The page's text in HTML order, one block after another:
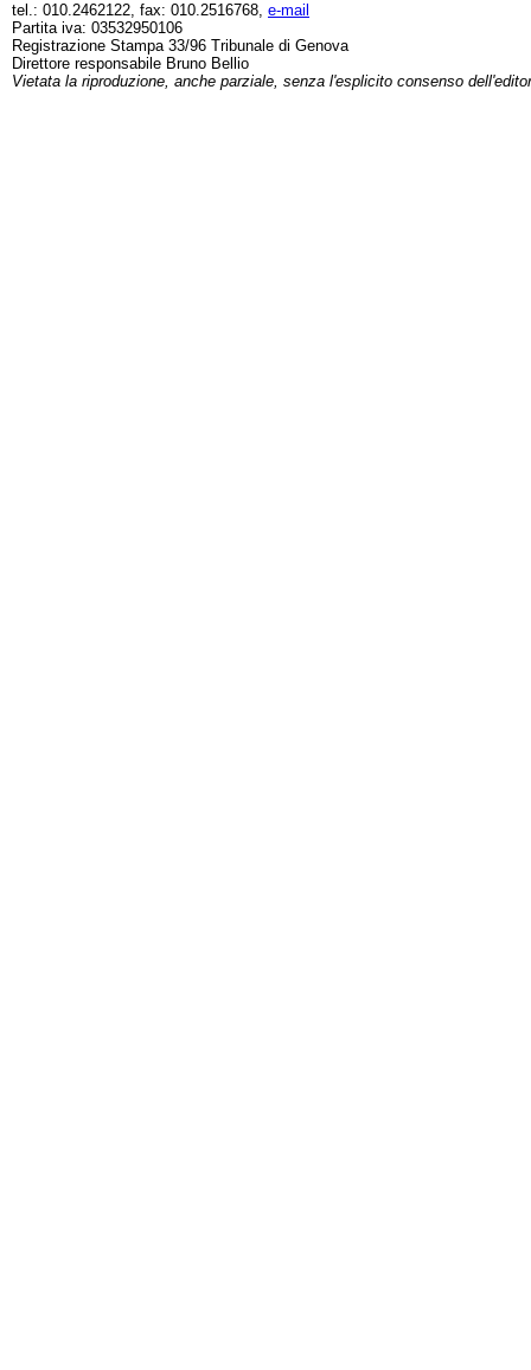
tel.: 010.2462122, fax: 010.2516768, e-mail
Partita iva: 03532950106
Registrazione Stampa 33/96 Tribunale di Genova
Direttore responsabile Bruno Bellio
Vietata la riproduzione, anche parziale, senza l'esplicito consenso